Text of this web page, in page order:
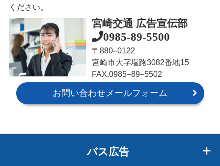
ください。
宮崎交通 広告宣伝部
0985-89-5500
〒880‒0122
宮崎市大字塩路3082番地15
FAX.0985‒89‒5502
お問い合わせメールフォーム
バス広告